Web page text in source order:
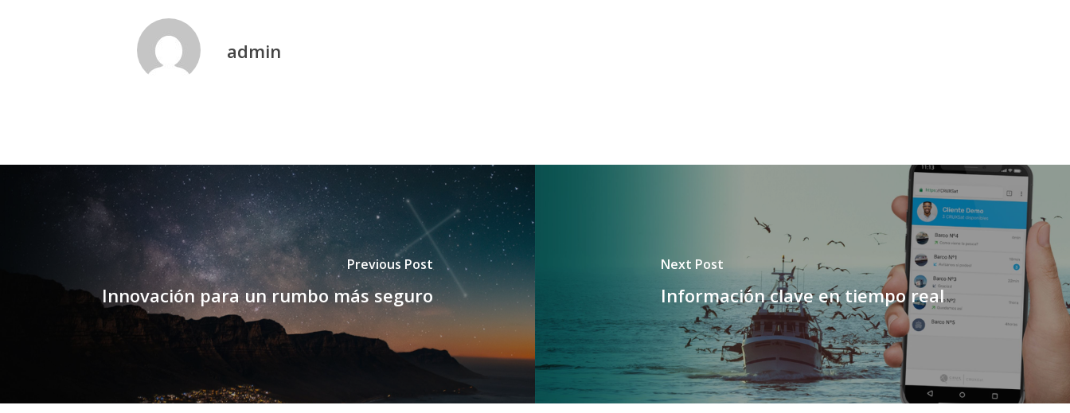
admin
Previous Post
Innovación para un rumbo más seguro
Next Post
Información clave en tiempo real